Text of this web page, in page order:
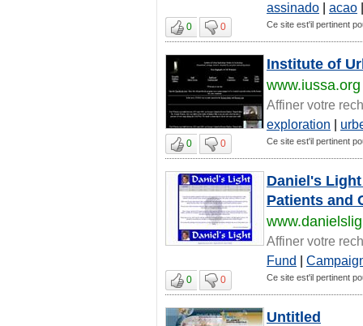
assinado | acao
0 0 Ce site est'il pertinent
Institute of
www.iussa.org
Affiner votre
exploration |
0 0 Ce site est'il pertinent
Daniel's
Patients and
Affiner votre
Fund |
0 0 Ce site est'il pertinent
Untitled